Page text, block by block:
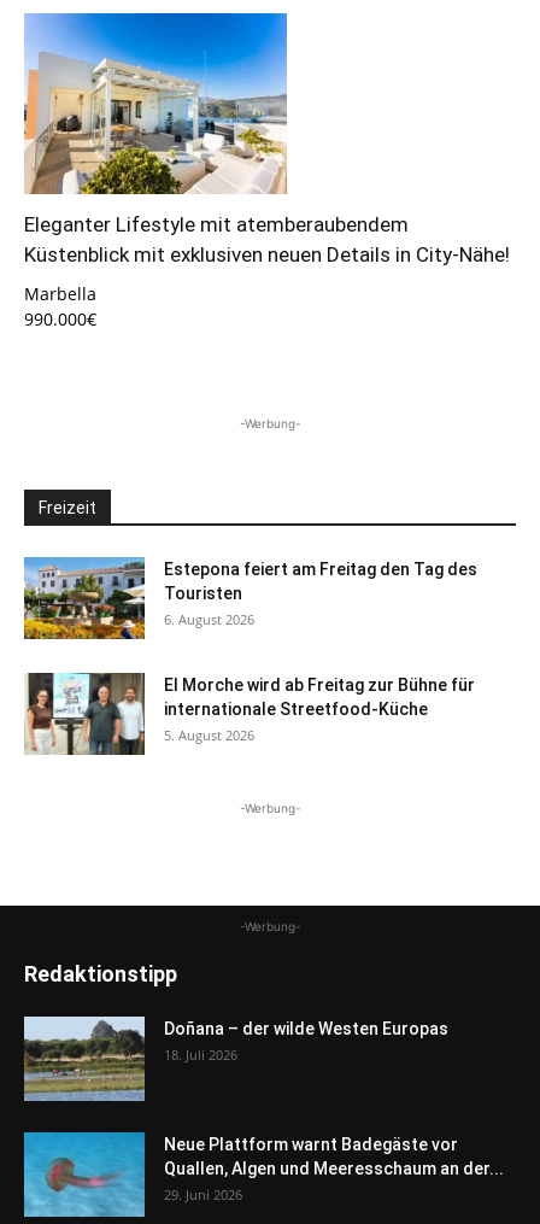
Eleganter Lifestyle mit atemberaubendem
Küstenblick mit exklusiven neuen Details in City-Nähe!
Marbella
990.000€
-Werbung-
Freizeit
Estepona feiert am Freitag den Tag des
Touristen
6. August 2026
El Morche wird ab Freitag zur Bühne für
internationale Streetfood-Küche
5. August 2026
-Werbung-
-Werbung-
Redaktionstipp
Doñana – der wilde Westen Europas
18. Juli 2026
Neue Plattform warnt Badegäste vor
Quallen, Algen und Meeresschaum an der...
29. Juni 2026